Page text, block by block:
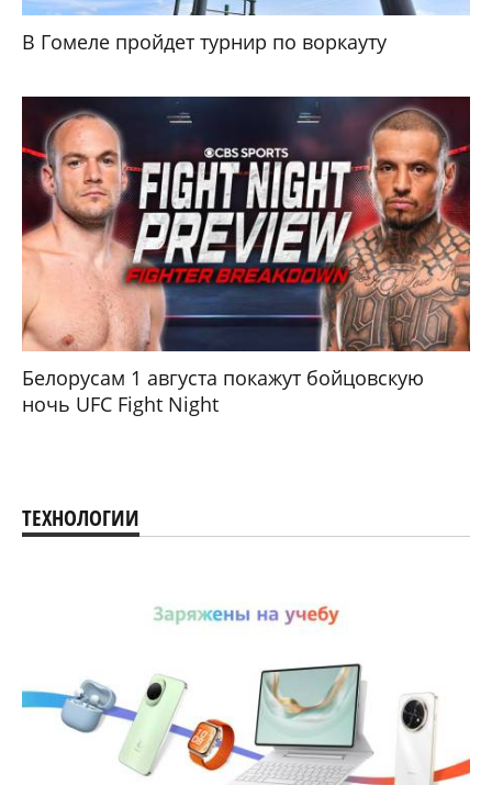
В Гомеле пройдет турнир по воркауту
Белорусам 1 августа покажут бойцовскую
ночь UFC Fight Night
ТЕХНОЛОГИИ